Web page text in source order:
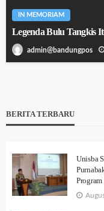
IN MEMORIAM
Legenda Bulu Tangkis
admin@bandungpos
BERITA TERBARU
Unisba